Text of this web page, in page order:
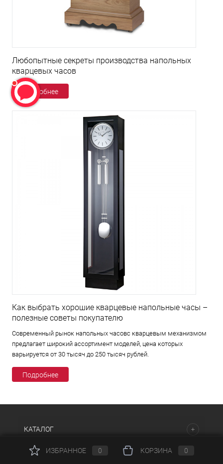
Любопытные секреты производства напольных
кварцевых часов
Подробнее
Как выбрать хорошие кварцевые напольные часы –
полезные советы покупателю
Современный рынок напольных часовс кварцевым механизмом
предлагает широкий ассортимент моделей, цена которых
варьируется от 30 тысяч до 250 тысяч рублей.
Подробнее
КАТАЛОГ
ИЗБРАННОЕ 0 КОРЗИНА 0